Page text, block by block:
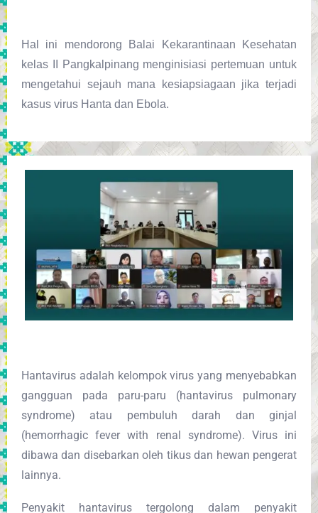
Hal ini mendorong Balai Kekarantinaan Kesehatan
kelas II Pangkalpinang menginisiasi pertemuan untuk
mengetahui sejauh mana kesiapsiagaan jika terjadi
kasus virus Hanta dan Ebola.
Hantavirus adalah kelompok virus yang menyebabkan
gangguan pada paru-paru (hantavirus pulmonary
syndrome) atau pembuluh darah dan ginjal
(hemorrhagic fever with renal syndrome). Virus ini
dibawa dan disebarkan oleh tikus dan hewan pengerat
lainnya.
Penyakit hantavirus tergolong dalam penyakit